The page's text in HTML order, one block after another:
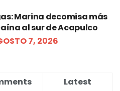
Marina decomisa más
al sur de Acapulco
7, 2026
Latest